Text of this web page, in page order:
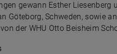
gewann Esther
Göteborg, Schweden, sowie
der WHU Otto Beisheim